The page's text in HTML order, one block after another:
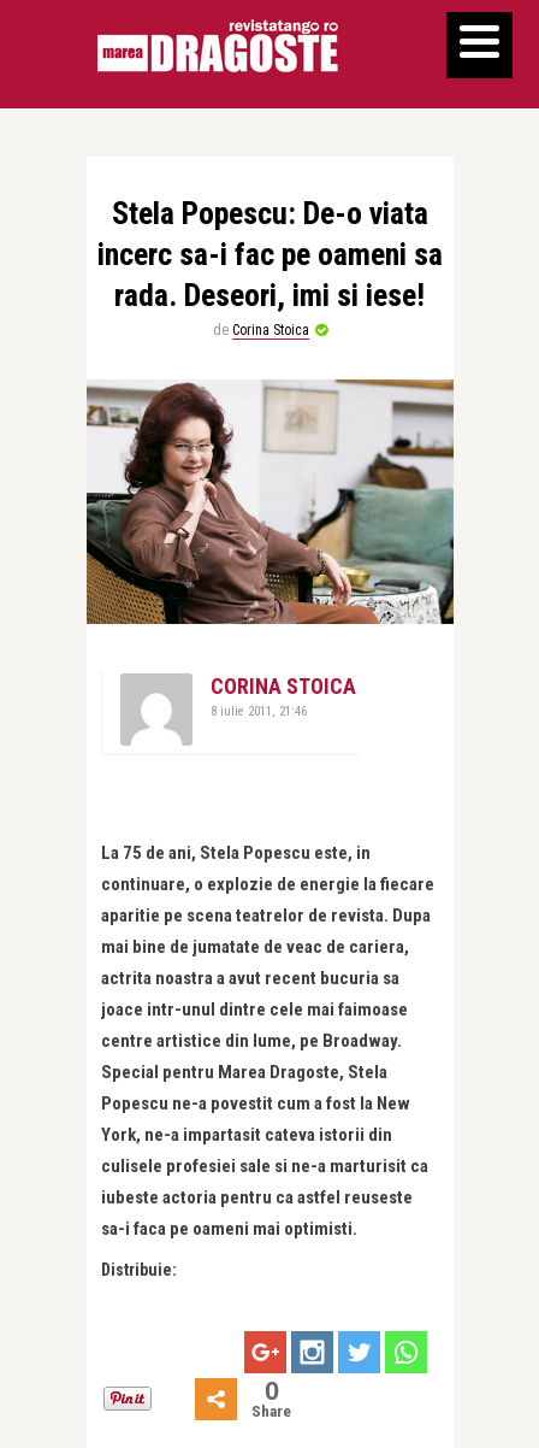
Stela Popescu: De-o viata
incerc sa-i fac pe oameni sa
rada. Deseori, imi si iese!
de Corina Stoica
CORINA STOICA
8 iulie 2011, 21:46
La 75 de ani, Stela Popescu este, in
continuare, o explozie de energie la fiecare
aparitie pe scena teatrelor de revista. Dupa
mai bine de jumatate de veac de cariera,
actrita noastra a avut recent bucuria sa
joace intr-unul dintre cele mai faimoase
centre artistice din lume, pe Broadway.
Special pentru Marea Dragoste, Stela
Popescu ne-a povestit cum a fost la New
York, ne-a impartasit cateva istorii din
culisele profesiei sale si ne-a marturisit ca
iubeste actoria pentru ca astfel reuseste
sa-i faca pe oameni mai optimisti.
Distribuie:
0
Share